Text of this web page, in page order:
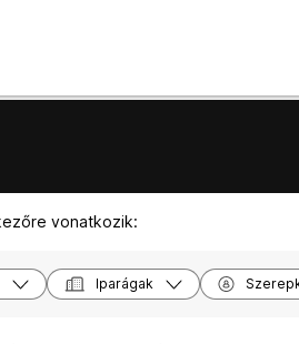
vonatkozik:
Iparágak